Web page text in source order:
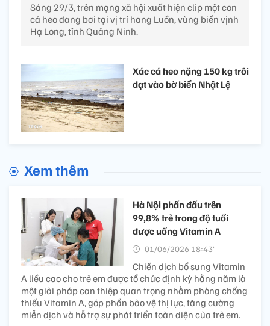
Sáng 29/3, trên mạng xã hội xuất hiện clip một con
cá heo đang bơi tại vị trí hang Luồn, vùng biển vịnh
Hạ Long, tỉnh Quảng Ninh.
Xác cá heo nặng 150 kg trôi
dạt vào bờ biển Nhật Lệ
Xem thêm
Hà Nội phấn đấu trên
99,8% trẻ trong độ tuổi
được uống Vitamin A
01/06/2026 18:43’
Chiến dịch bổ sung Vitamin
A liều cao cho trẻ em được tổ chức định kỳ hằng năm là
một giải pháp can thiệp quan trọng nhằm phòng chống
thiếu Vitamin A, góp phần bảo vệ thị lực, tăng cường
miễn dịch và hỗ trợ sự phát triển toàn diện của trẻ em.